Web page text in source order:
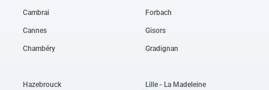
Cambrai
Cannes
Chambéry
Forbach
Gisors
Gradignan
Hazebrouck Lille - La Madeleine